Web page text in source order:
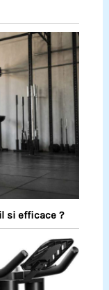
si efficace ?